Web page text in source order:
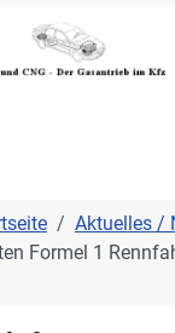
Aktuelles /
Formel 1